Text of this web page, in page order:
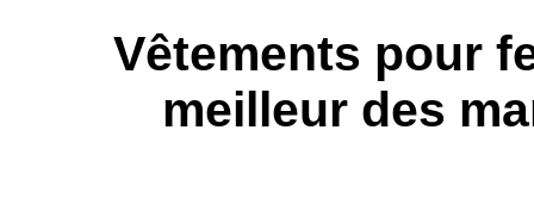
Vêtements pour
meilleur des